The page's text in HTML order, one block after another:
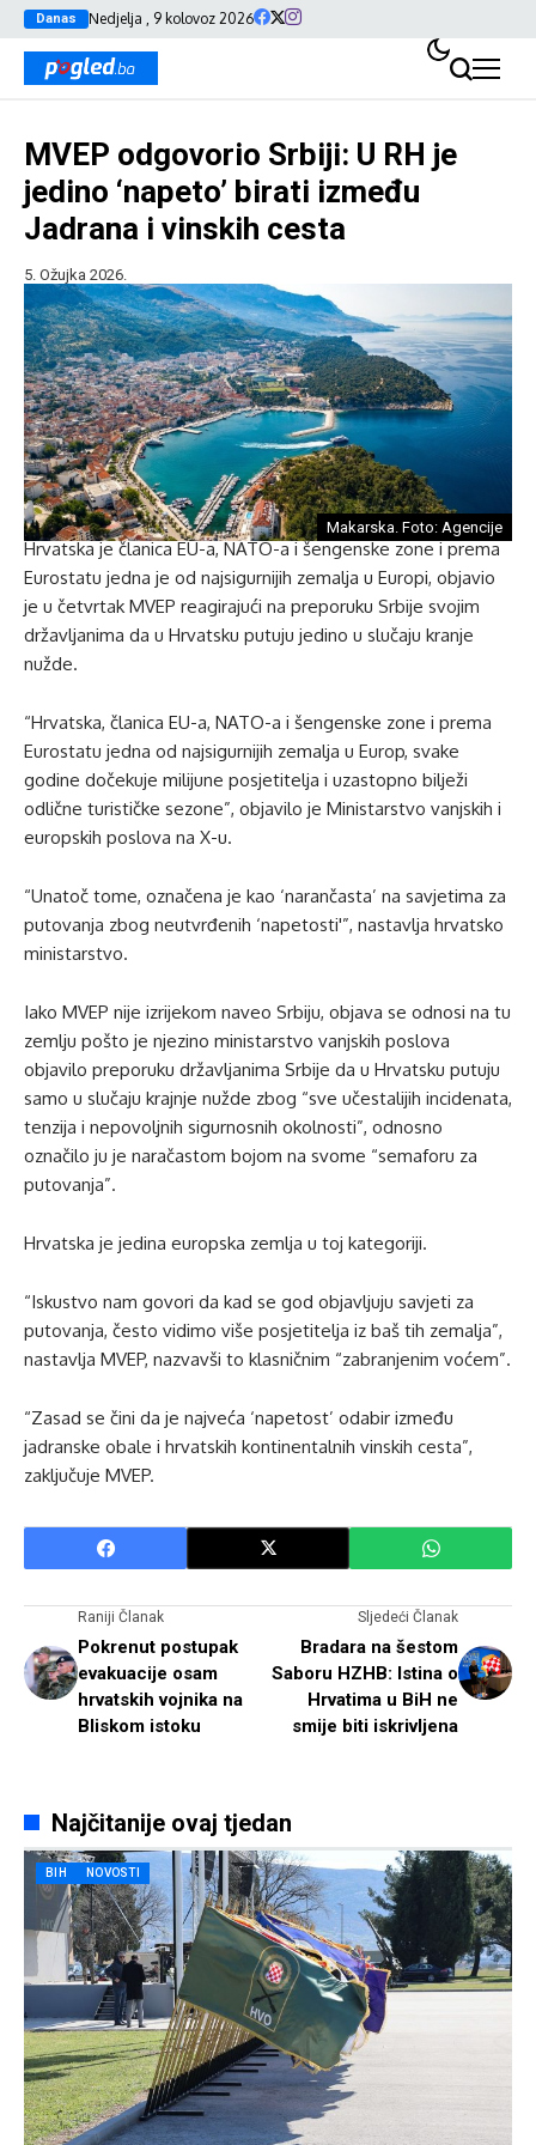
Danas Nedjelja , 9 kolovoz 2026
MVEP odgovorio Srbiji: U RH je
jedino ‘napeto’ birati između
Jadrana i vinskih cesta
5. Ožujka 2026.
Makarska. Foto: Agencije
Hrvatska je članica EU-a, NATO-a i šengenske zone i prema
Eurostatu jedna je od najsigurnijih zemalja u Europi, objavio
je u četvrtak MVEP reagirajući na preporuku Srbije svojim
državljanima da u Hrvatsku putuju jedino u slučaju kranje
nužde.
“Hrvatska, članica EU-a, NATO-a i šengenske zone i prema
Eurostatu jedna od najsigurnijih zemalja u Europ, svake
godine dočekuje milijune posjetitelja i uzastopno bilježi
odlične turističke sezone”, objavilo je Ministarstvo vanjskih i
europskih poslova na X-u.
“Unatoč tome, označena je kao ‘narančasta’ na savjetima za
putovanja zbog neutvrđenih ‘napetosti'”, nastavlja hrvatsko
ministarstvo.
Iako MVEP nije izrijekom naveo Srbiju, objava se odnosi na tu
zemlju pošto je njezino ministarstvo vanjskih poslova
objavilo preporuku državljanima Srbije da u Hrvatsku putuju
samo u slučaju krajnje nužde zbog “sve učestalijih incidenata,
tenzija i nepovoljnih sigurnosnih okolnosti”, odnosno
označilo ju je naračastom bojom na svome “semaforu za
putovanja”.
Hrvatska je jedina europska zemlja u toj kategoriji.
“Iskustvo nam govori da kad se god objavljuju savjeti za
putovanja, često vidimo više posjetitelja iz baš tih zemalja”,
nastavlja MVEP, nazvavši to klasničnim “zabranjenim voćem”.
“Zasad se čini da je najveća ‘napetost’ odabir između
jadranske obale i hrvatskih kontinentalnih vinskih cesta”,
zaključuje MVEP.
Raniji Članak
Pokrenut postupak
evakuacije osam
hrvatskih vojnika na
Bliskom istoku
Sljedeći Članak
Bradara na šestom
Saboru HZHB: Istina o
Hrvatima u BiH ne
smije biti iskrivljena
Najčitanije ovaj tjedan
BIH NOVOSTI